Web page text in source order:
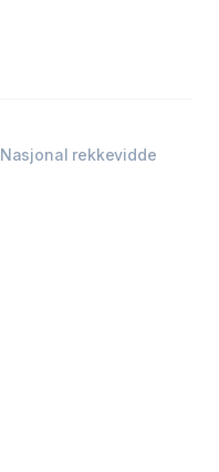
Nasjonal rekkevidde